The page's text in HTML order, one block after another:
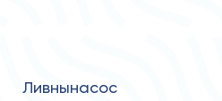
Ливнынасос